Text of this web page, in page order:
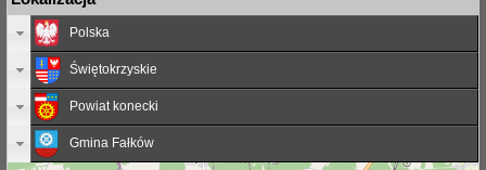
Polska
Świętokrzyskie
Powiat konecki
Gmina Fałków